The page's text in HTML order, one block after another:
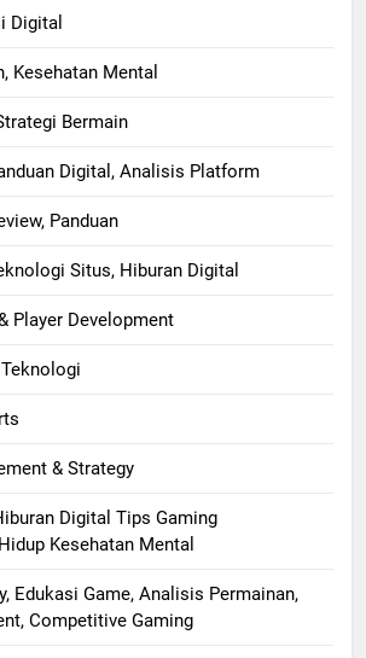
Digital
Kesehatan Mental
Bermain
Digital, Analisis Platform
Panduan
Situs, Hiburan Digital
Player Development
& Strategy
Digital Tips Gaming
Kesehatan Mental
Edukasi Game, Analisis Permainan,
Competitive Gaming